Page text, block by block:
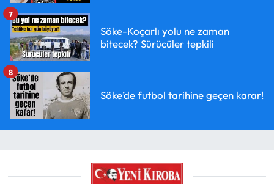
Söke-Koçarlı yolu ne zaman
bitecek? Sürücüler tepkili
7
Söke’de futbol tarihine geçen karar!
8